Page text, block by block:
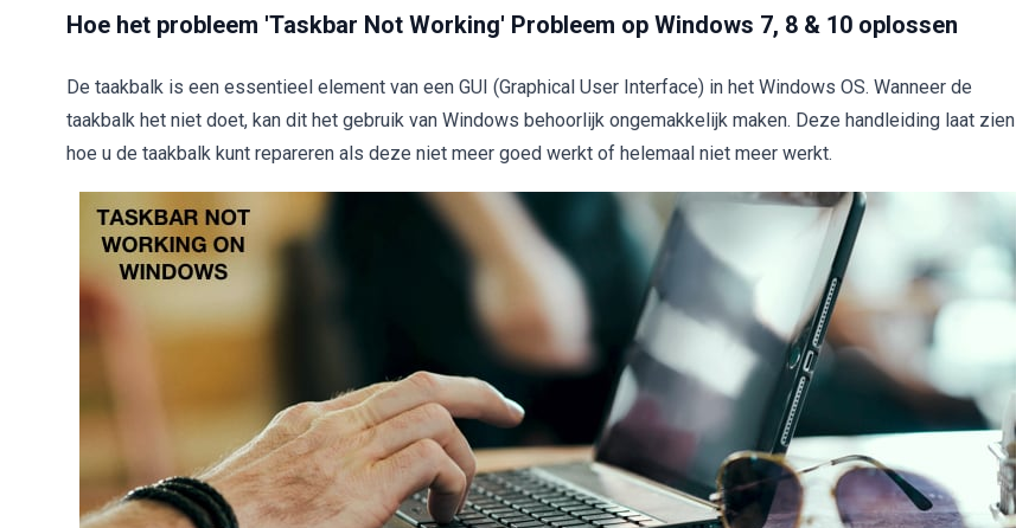
Hoe het probleem 'Taskbar Not Working' Probleem op Windows 7, 8 & 10 oplossen
De taakbalk is een essentieel element van een GUI (Graphical User Interface) in het Windows OS. Wanneer de
taakbalk het niet doet, kan dit het gebruik van Windows behoorlijk ongemakkelijk maken. Deze handleiding laat zien
hoe u de taakbalk kunt repareren als deze niet meer goed werkt of helemaal niet meer werkt.